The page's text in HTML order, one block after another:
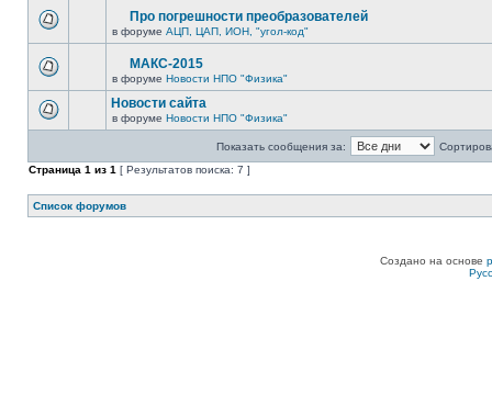
Про погрешности преобразователей
в форуме АЦП, ЦАП, ИОН, "угол-код"
МАКС-2015
в форуме Новости НПО "Физика"
Новости сайта
в форуме Новости НПО "Физика"
Показать сообщения за:
Страница 1 из 1 [ Результатов поиска: 7 ]
Список форумов
Создано на основе